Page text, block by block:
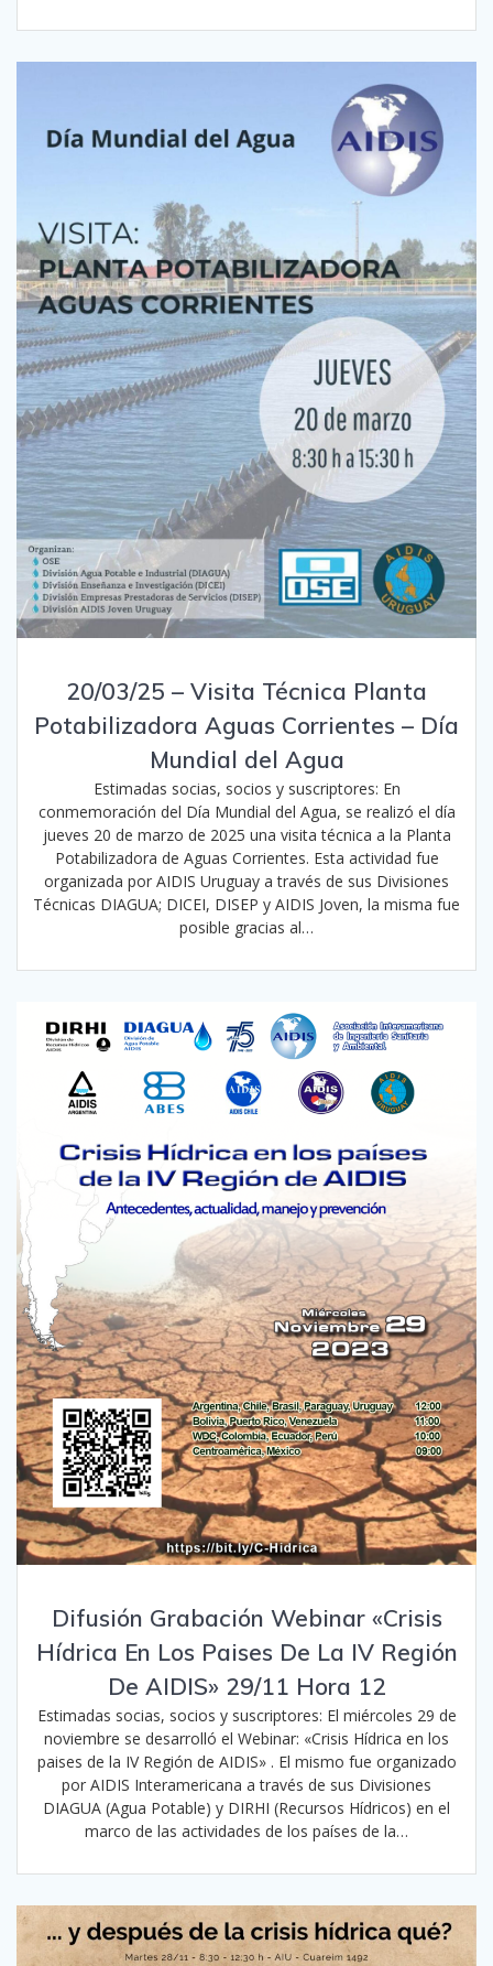
20/03/25 – Visita Técnica Planta
Potabilizadora Aguas Corrientes – Día
Mundial del Agua
Estimadas socias, socios y suscriptores: En
conmemoración del Día Mundial del Agua, se realizó el día
jueves 20 de marzo de 2025 una visita técnica a la Planta
Potabilizadora de Aguas Corrientes. Esta actividad fue
organizada por AIDIS Uruguay a través de sus Divisiones
Técnicas DIAGUA; DICEI, DISEP y AIDIS Joven, la misma fue
posible gracias al…
Difusión Grabación Webinar «Crisis
Hídrica En Los Paises De La IV Región
De AIDIS» 29/11 Hora 12
Estimadas socias, socios y suscriptores: El miércoles 29 de
noviembre se desarrolló el Webinar: «Crisis Hídrica en los
paises de la IV Región de AIDIS» . El mismo fue organizado
por AIDIS Interamericana a través de sus Divisiones
DIAGUA (Agua Potable) y DIRHI (Recursos Hídricos) en el
marco de las actividades de los países de la…